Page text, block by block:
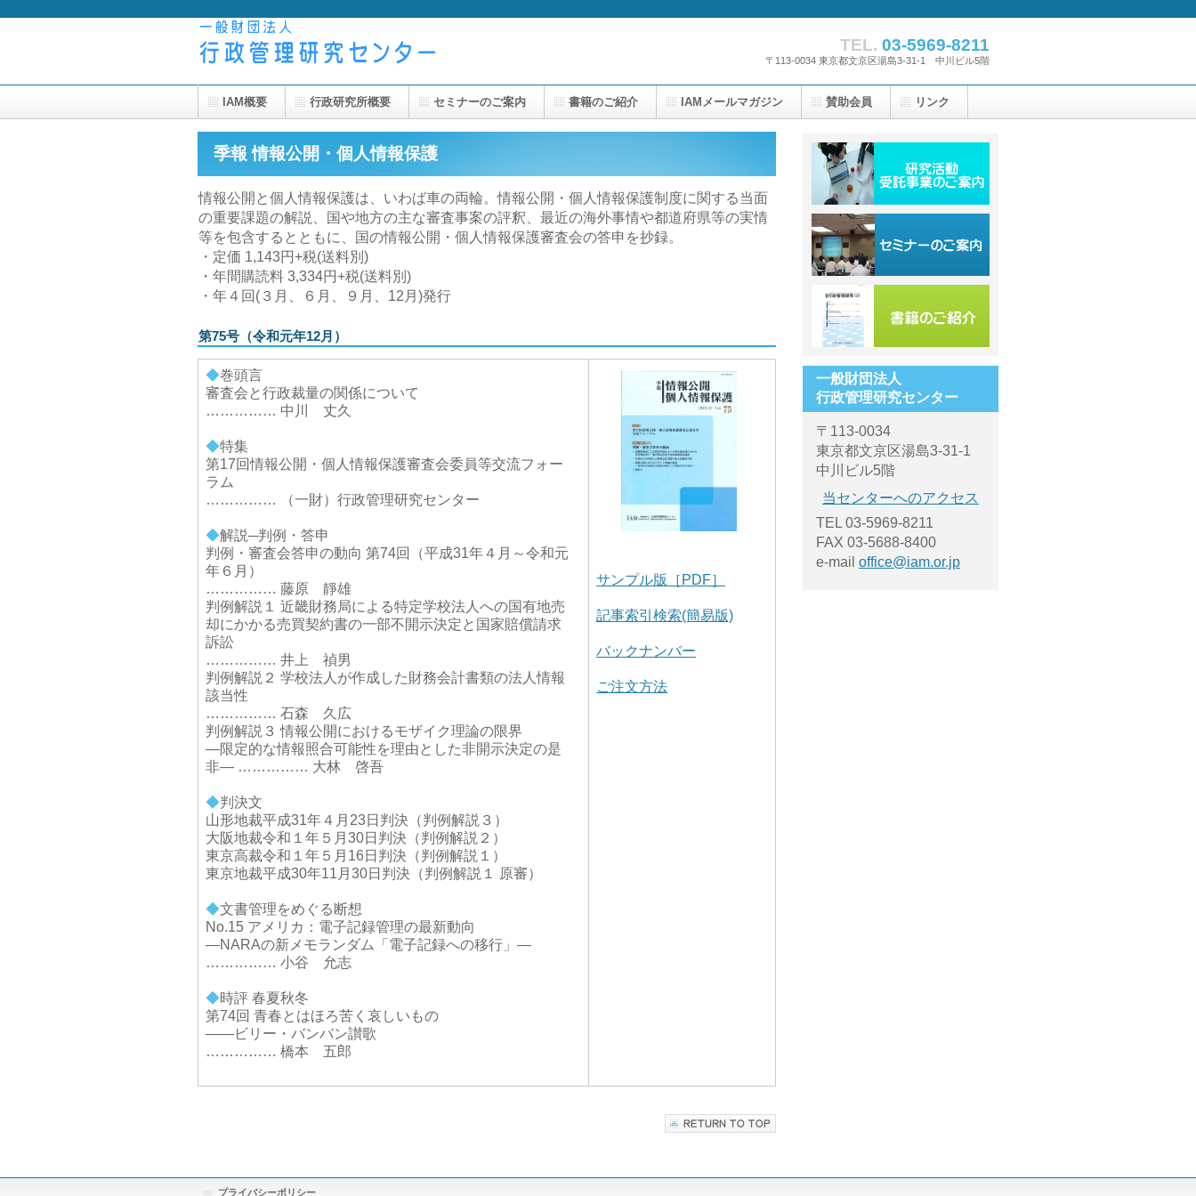
TEL. 03-5969-8211
〒113-0034 東京都文京区湯島3-31-1 中川ビル5階
季報 情報公開・個人情報保護
情報公開と個人情報保護は、いわば車の両輪。情報公開・個人情報保護制度に関する当面
の重要課題の解説、国や地方の主な審査事案の評釈、最近の海外事情や都道府県等の実情
等を包含するとともに、国の情報公開・個人情報保護審査会の答申を抄録。
・定価 1,143円+税(送料別)
・年間購読料 3,334円+税(送料別)
・年４回(３月、６月、９月、12月)発行
第75号（令和元年12月）
◆巻頭言
審査会と行政裁量の関係について
…………… 中川 丈久
◆特集
第17回情報公開・個人情報保護審査会委員等交流フォー
ラム
…………… （一財）行政管理研究センター
◆解説─判例・答申
判例・審査会答申の動向 第74回（平成31年４月～令和元
年６月）
…………… 藤原 靜雄
判例解説１ 近畿財務局による特定学校法人への国有地売
却にかかる売買契約書の一部不開示決定と国家賠償請求
訴訟
…………… 井上 禎男
判例解説２ 学校法人が作成した財務会計書類の法人情報
該当性
…………… 石森 久広
判例解説３ 情報公開におけるモザイク理論の限界
―限定的な情報照合可能性を理由とした非開示決定の是
非― …………… 大林 啓吾
◆判決文
山形地裁平成31年４月23日判決（判例解説３）
大阪地裁令和１年５月30日判決（判例解説２）
東京高裁令和１年５月16日判決（判例解説１）
東京地裁平成30年11月30日判決（判例解説１ 原審）
◆文書管理をめぐる断想
No.15 アメリカ：電子記録管理の最新動向
―NARAの新メモランダム「電子記録への移行」―
…………… 小谷 允志
◆時評 春夏秋冬
第74回 青春とはほろ苦く哀しいもの
――ビリー・バンバン讃歌
…………… 橋本 五郎
サンプル版［PDF］
記事索引検索(簡易版)
バックナンバー
ご注文方法
IAM概要 行政研究所概要 セミナーのご案内 書籍のご紹介 IAMメールマガジン 賛助会員 リンク
一般財団法人
行政管理研究センター
〒113-0034
東京都文京区湯島3-31-1
中川ビル5階
当センターへのアクセス
TEL 03-5969-8211
FAX 03-5688-8400
e-mail office@iam.or.jp
プライバシーポリシー